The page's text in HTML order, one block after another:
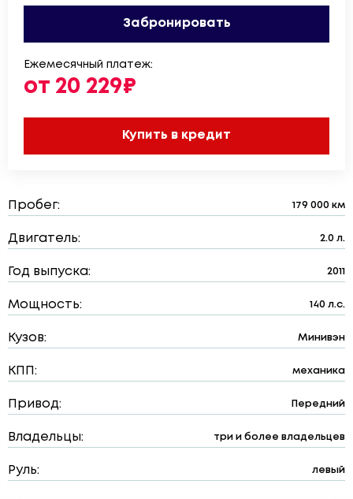
Забронировать
Ежемесячный платеж:
от 20 229₽
Купить в кредит
Пробег: 179 000 км
Двигатель: 2.0 л.
Год выпуска: 2011
Мощность: 140 л.с.
Кузов: Минивэн
КПП: механика
Привод: Передний
Владельцы: три и более владельцев
Руль: левый